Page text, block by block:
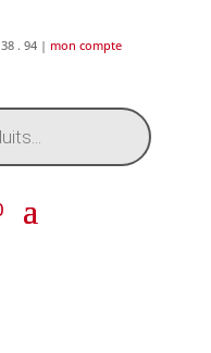
. 94 | mon compte